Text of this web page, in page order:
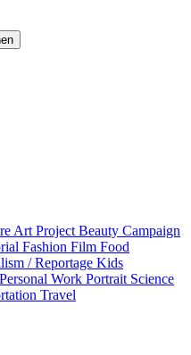
Art Project Beauty Campaign
Fashion Film Food
/ Reportage Kids
Personal Work Portrait Science
Travel